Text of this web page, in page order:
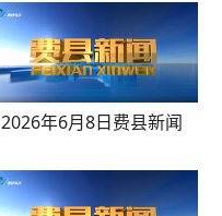
2026年6月8日费县新闻